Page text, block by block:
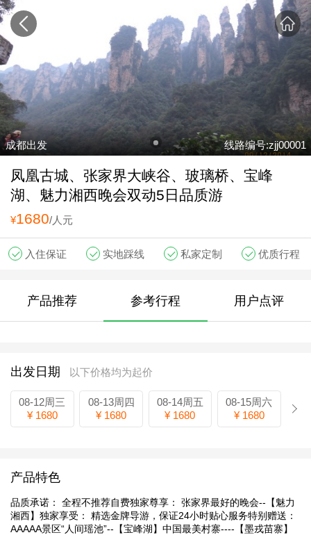
成都出发 线路编号:zjj00001
凤凰古城、张家界大峡谷、玻璃桥、宝峰
湖、魅力湘西晚会双动5日品质游
¥1680/人元
入住保证 实地踩线 私家定制 优质行程
产品推荐 参考行程 用户点评
出发日期 以下价格均为起价
08-12周三
¥ 1680
08-13周四
¥ 1680
08-14周五
¥ 1680
08-15周六
¥ 1680
产品特色
品质承诺： 全程不推荐自费独家尊享： 张家界最好的晚会--【魅力
湘西】独家享受： 精选金牌导游，保证24小时贴心服务特别赠送：
AAAAA景区“人间瑶池”--【宝峰湖】中国最美村寨----【墨戎苗寨】